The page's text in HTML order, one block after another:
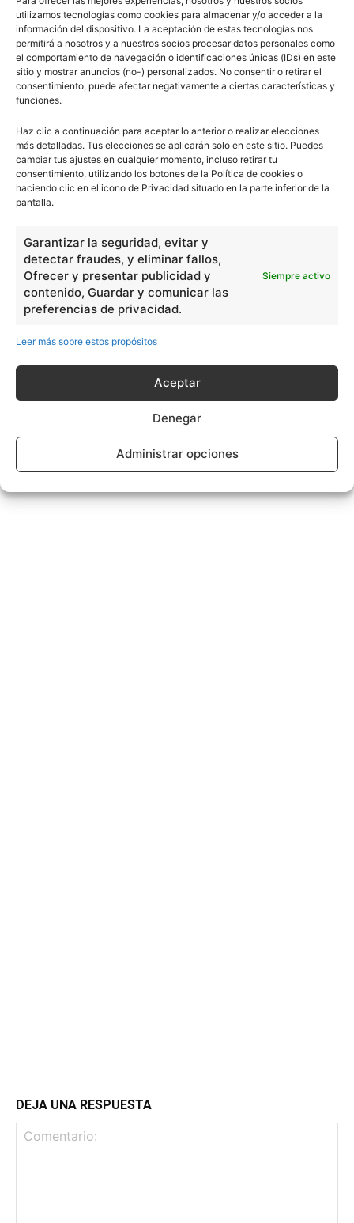
utilizamos tecnologías como cookies para almacenar y/o acceder a la
información del dispositivo. La aceptación de estas tecnologías nos
permitirá a nosotros y a nuestros socios procesar datos personales como
el comportamiento de navegación o identificaciones únicas (IDs) en este
sitio y mostrar anuncios (no-) personalizados. No consentir o retirar el
consentimiento, puede afectar negativamente a ciertas características y
funciones.
Haz clic a continuación para aceptar lo anterior o realizar elecciones
más detalladas. Tus elecciones se aplicarán solo en este sitio. Puedes
cambiar tus ajustes en cualquier momento, incluso retirar tu
consentimiento, utilizando los botones de la Política de cookies o
haciendo clic en el icono de Privacidad situado en la parte inferior de la
pantalla.
Garantizar la seguridad, evitar y
detectar fraudes, y eliminar fallos,
Ofrecer y presentar publicidad y
contenido, Guardar y comunicar las
preferencias de privacidad.
Siempre activo
Leer más sobre estos propósitos
Aceptar
Denegar
Administrar opciones
DEJA UNA RESPUESTA